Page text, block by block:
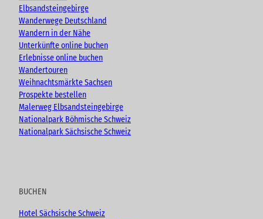
k
a
m
Elbsandsteingebirge
Wanderwege Deutschland
Wandern in der Nähe
Unterkünfte online buchen
Erlebnisse online buchen
Wandertouren
Weihnachtsmärkte Sachsen
Prospekte bestellen
Malerweg Elbsandsteingebirge
Nationalpark Böhmische Schweiz
Nationalpark Sächsische Schweiz
BUCHEN
Hotel Sächsische Schweiz